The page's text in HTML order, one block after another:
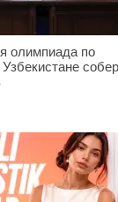
олимпиада по